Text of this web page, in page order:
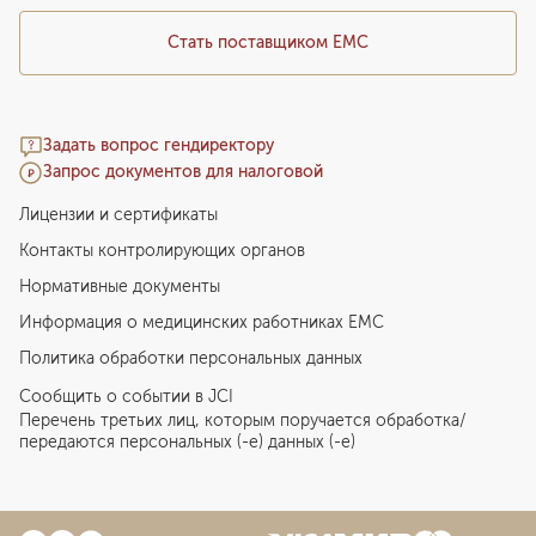
Стать поставщиком ЕМС
Задать вопрос гендиректору
Запрос документов для налоговой
Лицензии и сертификаты
Контакты контролирующих органов
Нормативные документы
Информация о медицинских работниках EMC
Политика обработки персональных данных
Сообщить о событии в JCI
Перечень третьих лиц, которым поручается обработка/
передаются персональных (-е) данных (-е)